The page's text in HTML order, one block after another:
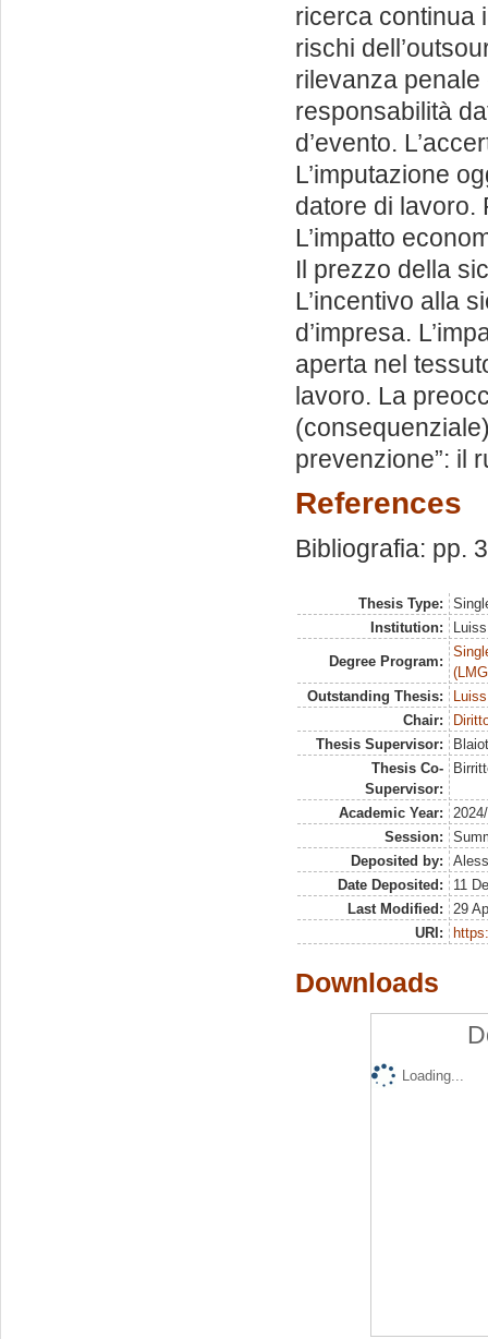
ricerca continua
rischi
rilevanza penale
responsabilità
d’evento.
L’imputazione
datore di lavoro.
L’impatto
Il prezzo della
L’incentivo alla
d’impresa.
aperta nel
lavoro. La
prevenzione”: il
References
Bibliografia: pp.
Thesis Type:
Institution:
Degree Program:
Outstanding Thesis:
Chair:
Thesis Supervisor:
Thesis Co-
Supervisor:
Academic Year:
Session:
Deposited by:
Date Deposited:
11
Last Modified:
29
URI:
Downloads
Loading...